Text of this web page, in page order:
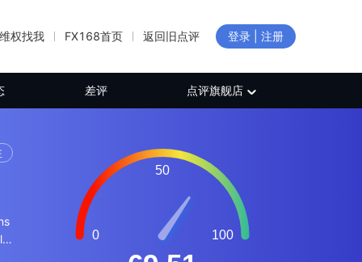
维权找我 FX168首页 返回旧点评 登录 | 注册
差评 点评旗舰店